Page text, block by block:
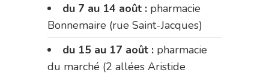
du 7 au 14 août : pharmacie
Bonnemaire (rue Saint-Jacques)
du 15 au 17 août : pharmacie
du marché (2 allées Aristide